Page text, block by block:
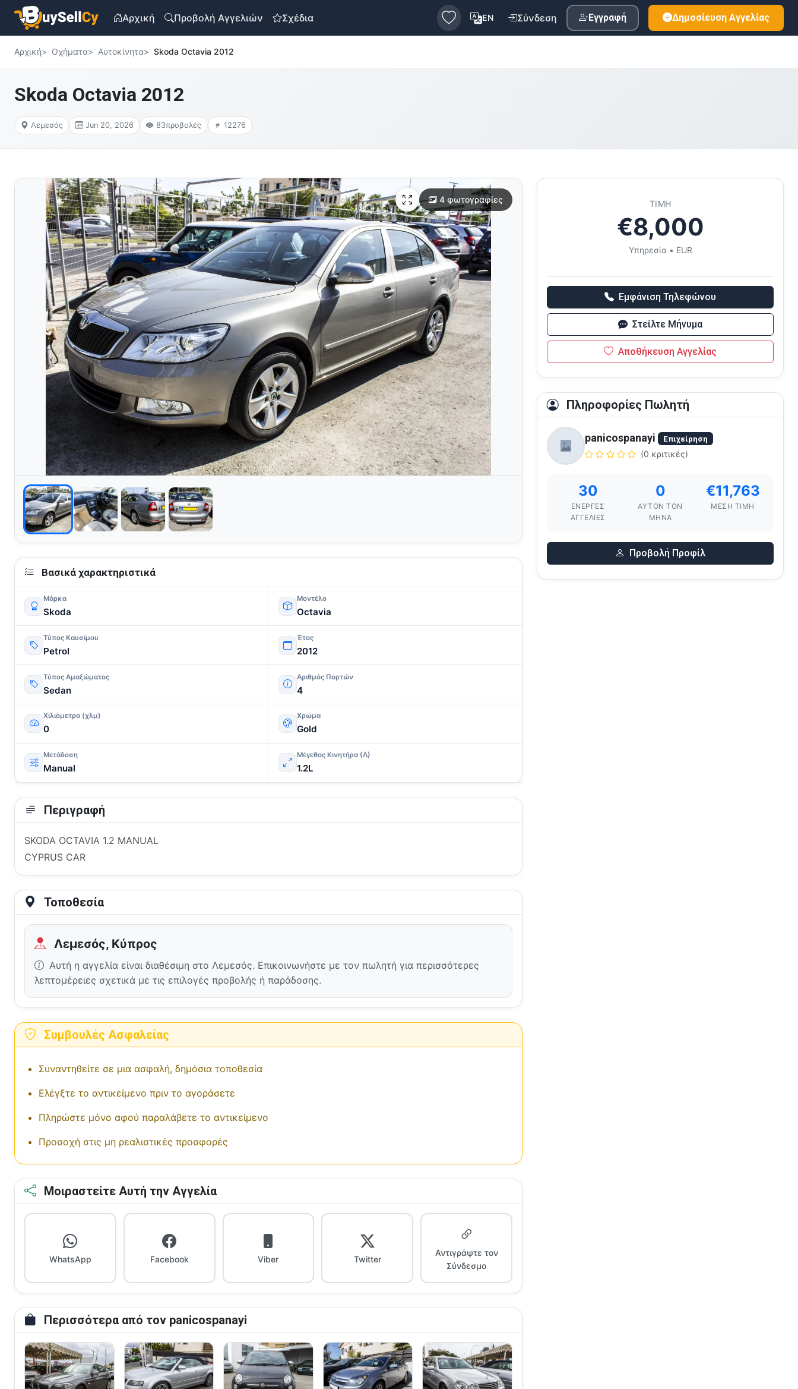
Αρχική Προβολή Αγγελιών Σχέδια EN Σύνδεση Εγγραφή Δημοσίευση Αγγελίας
Αρχική Οχήματα Αυτοκίνητα Skoda Octavia 2012
Skoda Octavia 2012
Λεμεσός Jun 20, 2026 83προβολές 12276
4 φωτογραφίες
Βασικά χαρακτηριστικά
Μάρκα
Skoda
Μοντέλο
Octavia
Τύπος Καυσίμου
Petrol
Έτος
2012
Τύπος Αμαξώματος
Sedan
Αριθμός Πορτών
4
Χιλιόμετρα (χλμ)
0
Χρώμα
Gold
Μετάδοση
Manual
Μέγεθος Κινητήρα (Λ)
1.2L
Περιγραφή
SKODA OCTAVIA 1.2 MANUAL
CYPRUS CAR
Τοποθεσία
Λεμεσός, Κύπρος
Αυτή η αγγελία είναι διαθέσιμη στο Λεμεσός. Επικοινωνήστε με τον πωλητή για περισσότερες
λεπτομέρειες σχετικά με τις επιλογές προβολής ή παράδοσης.
Συμβουλές Ασφαλείας
Συναντηθείτε σε μια ασφαλή, δημόσια τοποθεσία
Ελέγξτε το αντικείμενο πριν το αγοράσετε
Πληρώστε μόνο αφού παραλάβετε το αντικείμενο
Προσοχή στις μη ρεαλιστικές προσφορές
Μοιραστείτε Αυτή την Αγγελία
WhatsApp Facebook Viber Twitter
Αντιγράψτε τον
Σύνδεσμο
Περισσότερα από τον panicospanayi
ΤΙΜΉ
€8,000
Υπηρεσία • EUR
Εμφάνιση Τηλεφώνου
Στείλτε Μήνυμα
Αποθήκευση Αγγελίας
Πληροφορίες Πωλητή
panicospanayi Επιχείρηση
(0 κριτικές)
30
ΕΝΕΡΓΈΣ
ΑΓΓΕΛΊΕΣ
0
ΑΥΤΌΝ ΤΟΝ
ΜΉΝΑ
€11,763
ΜΈΣΗ ΤΙΜΉ
Προβολή Προφίλ